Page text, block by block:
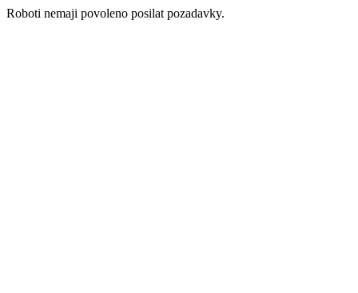
Roboti nemaji povoleno posilat pozadavky.